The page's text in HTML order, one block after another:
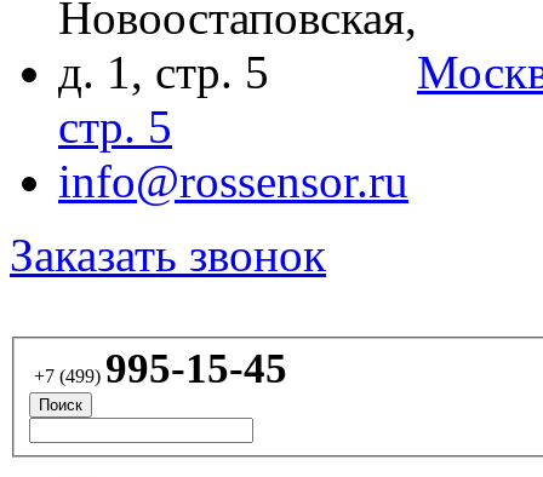
стр. 5
info@rossensor.ru
Заказать звонок
+7 (499) 995-15-45